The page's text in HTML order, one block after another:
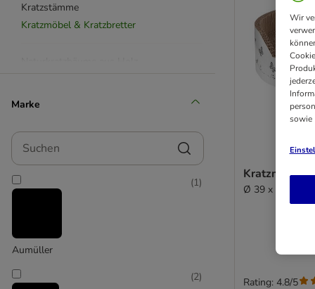
Kratzstämme
Kratzmöbel & Kratzbretter
Modern Living Kratzbäume
TIAKI Kratzbäume
Trixie Kratzbäume
Kratzbäume mit Hängematte
Moderne Kratzbäume & Kratzmöbel
Marke
Suchen
Aumüller
(1)
(2)
Kratzmöbel
Ø 39 x H 14,5 cm
Rating: 4.8/5
Wir
sowie